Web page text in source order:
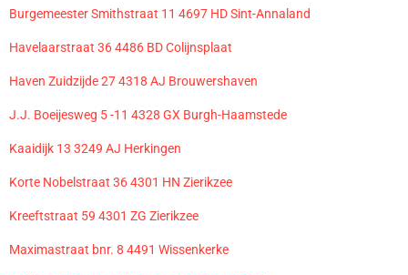
Burgemeester Smithstraat 11 4697 HD Sint-Annaland
Havelaarstraat 36 4486 BD Colijnsplaat
Haven Zuidzijde 27 4318 AJ Brouwershaven
J.J. Boeijesweg 5 -11 4328 GX Burgh-Haamstede
Kaaidijk 13 3249 AJ Herkingen
Korte Nobelstraat 36 4301 HN Zierikzee
Kreeftstraat 59 4301 ZG Zierikzee
Maximastraat bnr. 8 4491 Wissenkerke